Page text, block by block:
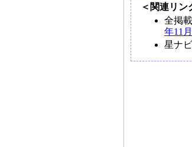
＜関連リン
全掲
年11月
星ナ